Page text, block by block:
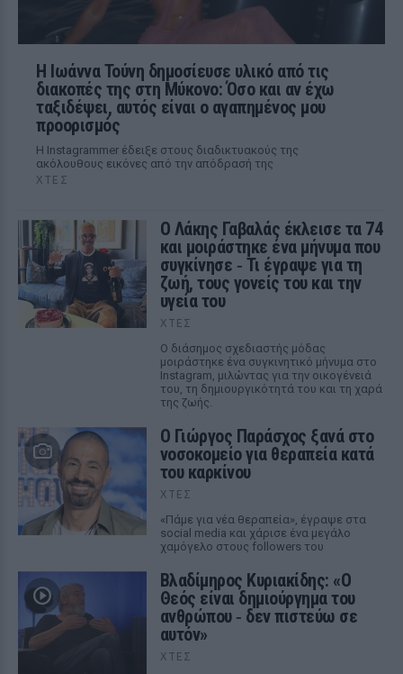
Η Ιωάννα Τούνη δημοσίευσε υλικό από τις
διακοπές της στη Μύκονο: Όσο και αν έχω
ταξιδέψει, αυτός είναι ο αγαπημένος μου
προορισμός
Η Instagrammer έδειξε στους διαδικτυακούς της
ακόλουθους εικόνες από την απόδρασή της
ΧΤΕΣ
Ο Λάκης Γαβαλάς έκλεισε τα 74
και μοιράστηκε ένα μήνυμα που
συγκίνησε ‑ Τι έγραψε για τη
ζωή, τους γονείς του και την
υγεία του
ΧΤΕΣ
Ο διάσημος σχεδιαστής μόδας
μοιράστηκε ένα συγκινητικό μήνυμα στο
Instagram, μιλώντας για την οικογένειά
του, τη δημιουργικότητά του και τη χαρά
της ζωής.
O Γιώργος Παράσχος ξανά στο
νοσοκομείο για θεραπεία κατά
του καρκίνου
ΧΤΕΣ
«Πάμε για νέα θεραπεία», έγραψε στα
social media και χάρισε ένα μεγάλο
χαμόγελο στους followers του
Βλαδίμηρος Κυριακίδης: «Ο
Θεός είναι δημιούργημα του
ανθρώπου ‑ δεν πιστεύω σε
αυτόν»
ΧΤΕΣ